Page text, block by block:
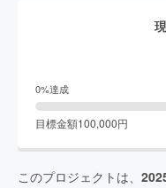
0%達成
目標金額100,000円
このプロジェクトは、